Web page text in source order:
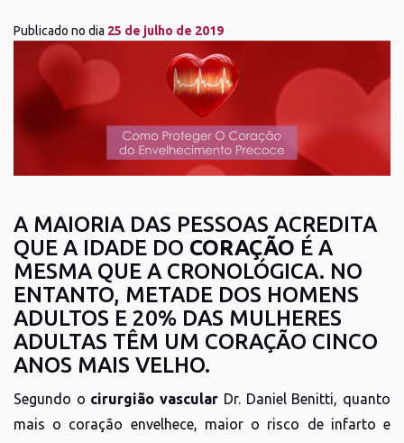
Publicado no dia 25 de julho de 2019
A MAIORIA DAS PESSOAS ACREDITA
QUE A IDADE DO CORAÇÃO É A
MESMA QUE A CRONOLÓGICA. NO
ENTANTO, METADE DOS HOMENS
ADULTOS E 20% DAS MULHERES
ADULTAS TÊM UM CORAÇÃO CINCO
ANOS MAIS VELHO.
Segundo o cirurgião vascular Dr. Daniel Benitti, quanto
mais o coração envelhece, maior o risco de infarto e